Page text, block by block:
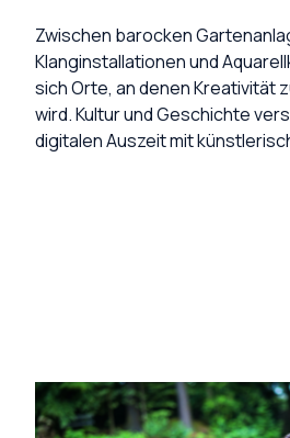
Zwischen barocken
Klanginstallationen und
sich Orte, an denen Kreativität
wird. Kultur und Geschichte
digitalen Auszeit mit